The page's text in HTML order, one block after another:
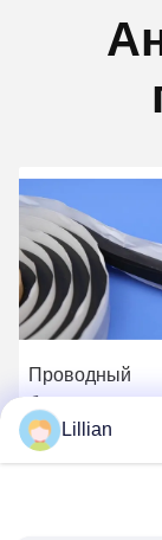
Проводный
бутиломастика
плеймастера
герметизации
Лучшая
Lillian